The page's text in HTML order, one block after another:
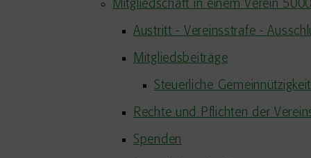
Mitgliedschaft in einem Verein
Austritt - Vereinsstrafe -
Mitgliedsbeiträge
Steuerliche Gemeinnützigkeit
Rechte und Pflichten der
Spenden